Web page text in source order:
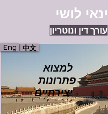
ינאי לושי
עורך דין ונוטריון
למצוא
פתרונות
יצירתיים
中文
Eng